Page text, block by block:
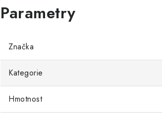
Značka
Kategorie
Hmotnost